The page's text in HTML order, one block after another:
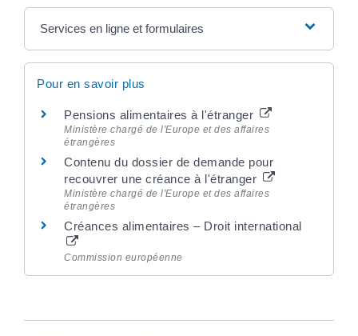
Services en ligne et formulaires
Pour en savoir plus
Pensions alimentaires à l'étranger
Ministère chargé de l'Europe et des affaires
étrangères
Contenu du dossier de demande pour
recouvrer une créance à l'étranger
Ministère chargé de l'Europe et des affaires
étrangères
Créances alimentaires – Droit international
Commission européenne